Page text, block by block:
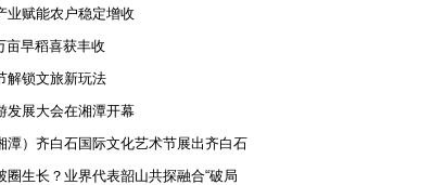
业赋能农户稳定增收
亩早稻喜获丰收
解锁文旅新玩法
发展大会在湘潭开幕
潭）齐白石国际文化艺术节展出齐白石
圈生长？业界代表韶山共探融合“破局